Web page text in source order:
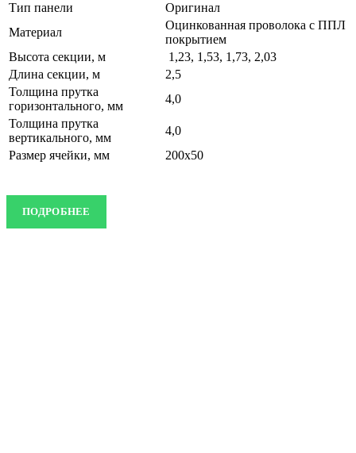
Тип панели
Оригинал
Материал
Оцинкованная проволока с ППЛ
покрытием
Высота секции, м
1,23, 1,53, 1,73, 2,03
Длина секции, м
2,5
Толщина прутка
горизонтального, мм
4,0
Толщина прутка
вертикального, мм
4,0
Размер ячейки, мм
200х50
ПОДРОБНЕЕ